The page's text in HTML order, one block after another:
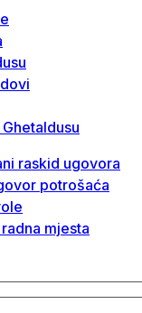
raskid ugovora
potrošaća
mjesta